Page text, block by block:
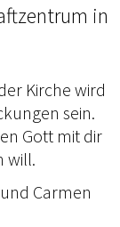
in
Kirche wird
sein.
Gott mit dir
will.
Carmen